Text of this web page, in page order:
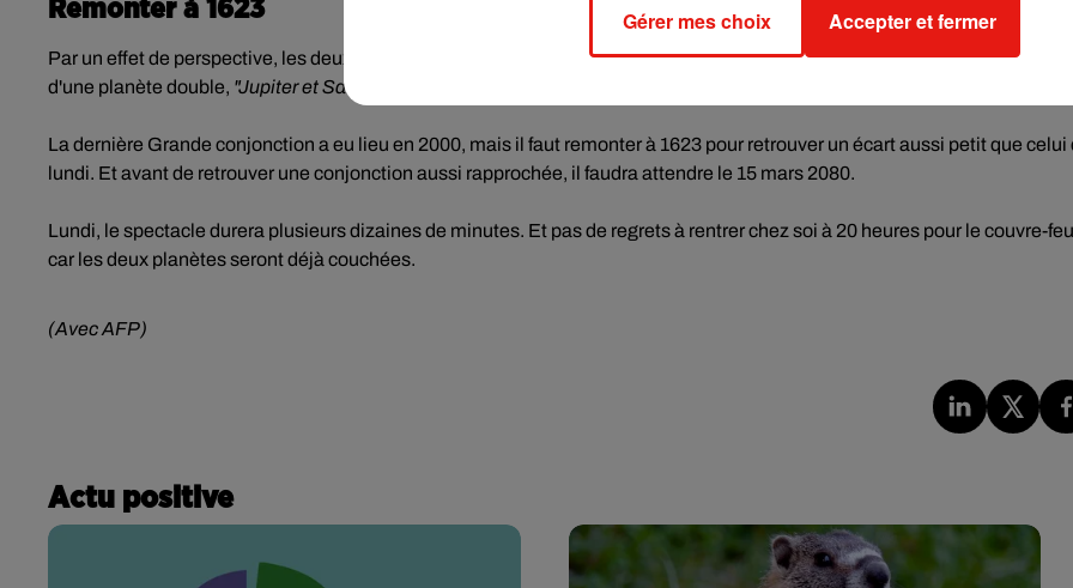
Remonter à 1623
Par un effet de perspective, les deux géantes apparaîtront alors accolées A l'oeil nu, le rapprochement donnera l'impression
d'une planète double, "Jupiter et Saturne étant deux astres très lumineux"
La dernière Grande conjonction a eu lieu en 2000, mais il faut remonter à 1623 pour retrouver un écart aussi petit que celui
lundi. Et avant de retrouver une conjonction aussi rapprochée, il faudra attendre le 15 mars 2080.
Lundi, le spectacle durera plusieurs dizaines de minutes. Et pas de regrets à rentrer chez soi à 20 heures pour le couvre-
car les deux planètes seront déjà couchées.
(Avec AFP)
Actu positive
Gérer mes choix Accepter et fermer